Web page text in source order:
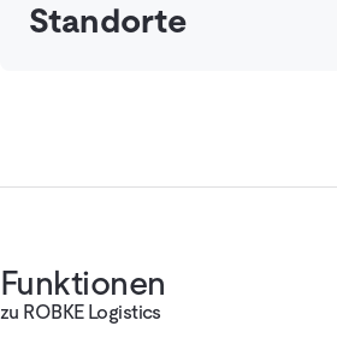
Standorte
Funktionen
zu ROBKE Logistics